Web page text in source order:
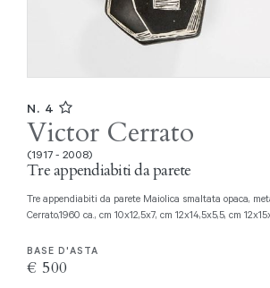
N. 4
Victor Cerrato
(1917 - 2008)
Tre appendiabiti da parete
Tre appendiabiti da parete Maiolica smaltata opaca, metallo. Atelier Victor
Cerrato,1960 ca., cm 10x12,5x7, cm 12x14,5x5,5, cm
BASE D'ASTA
€ 500